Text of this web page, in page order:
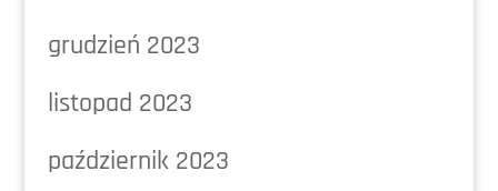
grudzień 2023
listopad 2023
październik 2023